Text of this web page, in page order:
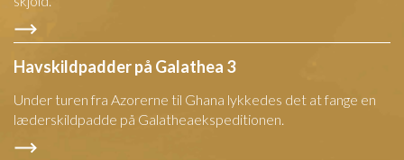
Havskildpadder på Galathea 3
Under turen fra Azorerne til Ghana lykkedes det at fange en
læderskildpadde på Galatheaekspeditionen.